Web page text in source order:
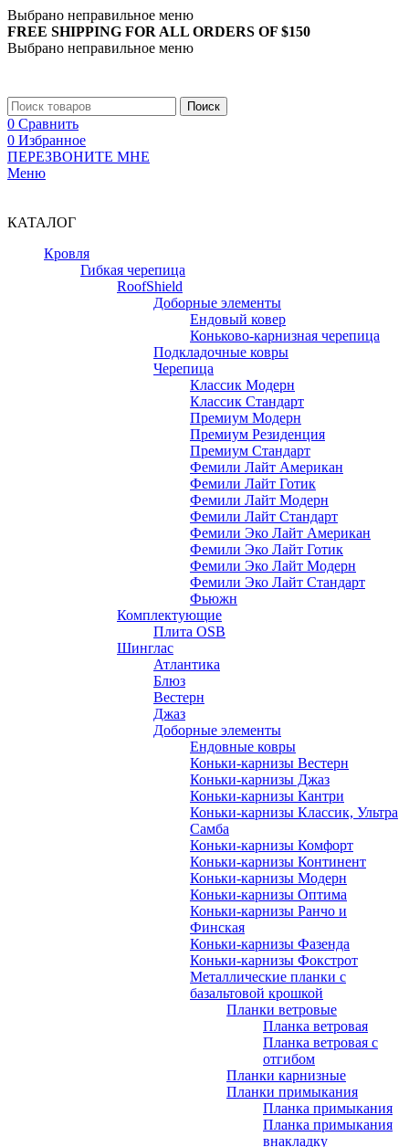
Выбрано неправильное меню
FREE SHIPPING FOR ALL ORDERS OF $150
Выбрано неправильное меню
Поиск
0 Сравнить
0 Избранное
ПЕРЕЗВОНИТЕ МНЕ
Меню
КАТАЛОГ
Кровля
Гибкая черепица
RoofShield
Доборные элементы
Ендовый ковер
Коньково-карнизная черепица
Подкладочные ковры
Черепица
Классик Модерн
Классик Стандарт
Премиум Модерн
Премиум Резиденция
Премиум Стандарт
Фемили Лайт Американ
Фемили Лайт Готик
Фемили Лайт Модерн
Фемили Лайт Стандарт
Фемили Эко Лайт Американ
Фемили Эко Лайт Готик
Фемили Эко Лайт Модерн
Фемили Эко Лайт Стандарт
Фьюжн
Комплектующие
Плита OSB
Шинглас
Атлантика
Блюз
Вестерн
Джаз
Доборные элементы
Ендовные ковры
Коньки-карнизы Вестерн
Коньки-карнизы Джаз
Коньки-карнизы Кантри
Коньки-карнизы Классик, Ультра
Самба
Коньки-карнизы Комфорт
Коньки-карнизы Континент
Коньки-карнизы Модерн
Коньки-карнизы Оптима
Коньки-карнизы Ранчо и
Финская
Коньки-карнизы Фазенда
Коньки-карнизы Фокстрот
Металлические планки с
базальтовой крошкой
Планки ветровые
Планка ветровая
Планка ветровая с
отгибом
Планки карнизные
Планки примыкания
Планка примыкания
Планка примыкания
внакладку